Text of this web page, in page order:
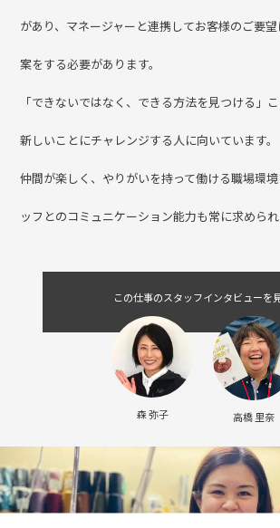
宅配クリーニング部署は、一般的なクリーニン
れが強い商品やハイブランド品のご依頼がメイン
そのため、常に幅広い商品知識と新しい提案を
があり、マネージャーと連携してお客様のご要望
案をする必要があります。
「できないではなく、できる方法を見つける」こ
仲間が楽しく、やりがいを持って働ける職場環
ッフとのコミュニケーション能力も常に求められ
この仕事のスタッフインタビューを見